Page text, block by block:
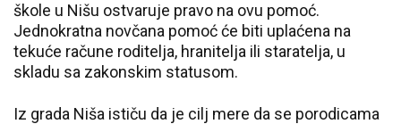
škole u Nišu ostvaruje pravo na ovu pomoć.
Jednokratna novčana pomoć će biti uplaćena na
tekuće račune roditelja, hranitelja ili staratelja, u
skladu sa zakonskim statusom.
Iz grada Niša ističu da je cilj mere da se porodicama